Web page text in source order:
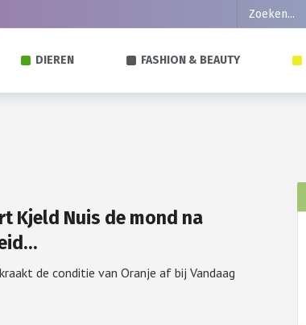
DIEREN FASHION & BEAUTY
Kjeld Nuis de mond na
de conditie van Oranje af bij Vandaag